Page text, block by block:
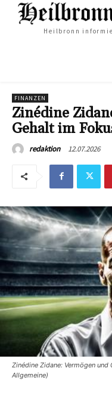
Heilbronn
FINANZEN
Zinédine
Gehalt im
redaktion 12.07.2026
Zinédine Zidane: Vermögen
Allgemeine)